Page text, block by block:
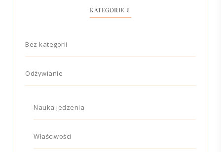
KATEGORIE ⇩
Bez kategorii
Odżywianie
Nauka jedzenia
Właściwości